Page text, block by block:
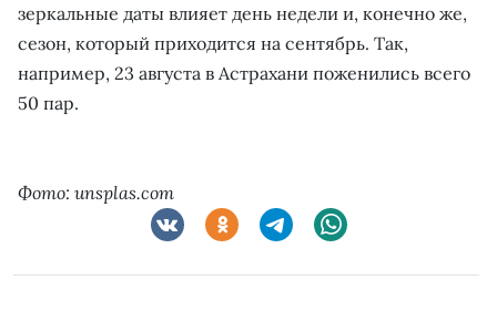
зеркальные даты влияет день недели и, конечно же,
сезон, который приходится на сентябрь. Так,
например, 23 августа в Астрахани поженились всего
50 пар.
Фото: unsplas.com